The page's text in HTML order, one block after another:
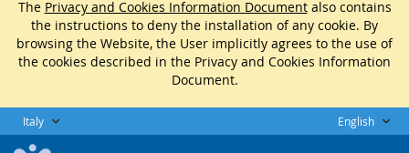
The Privacy and Cookies Information Documentalso contains
the instructions to deny the installation of any cookie. By
browsing the Website, the User implicitly agrees to the use of
the cookies described in the Privacy and Cookies Information
Document.
Italy English